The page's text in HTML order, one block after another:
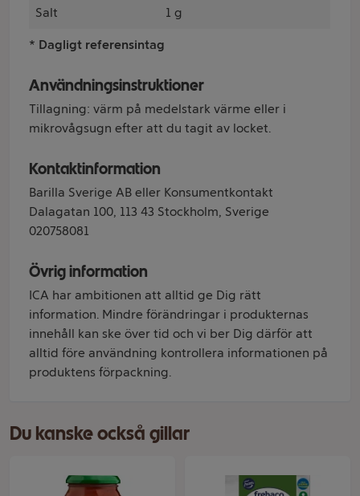
Salt 1 g
* Dagligt referensintag
Användningsinstruktioner
Tillagning: värm på medelstark värme eller i
mikrovågsugn efter att du tagit av locket.
Kontaktinformation
Barilla Sverige AB eller Konsumentkontakt
Dalagatan 100, 113 43 Stockholm, Sverige
020758081
Övrig information
ICA har ambitionen att alltid ge Dig rätt
information. Mindre förändringar i produkternas
innehåll kan ske över tid och vi ber Dig därför att
alltid före användning kontrollera informationen på
produktens förpackning.
Du kanske också gillar